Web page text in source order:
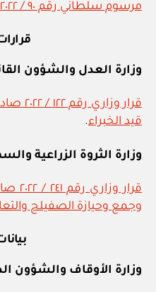
مرسوم سلطاني رقم ٩٠ / ٢٠٢٢ برد الجنسية العمانية
وزارة العدل والشؤون
قيد الخبراء.
وزارة الثروة الزراعية
وجمع وحيازة الصفيلح
وزارة الأوقاف والشؤون